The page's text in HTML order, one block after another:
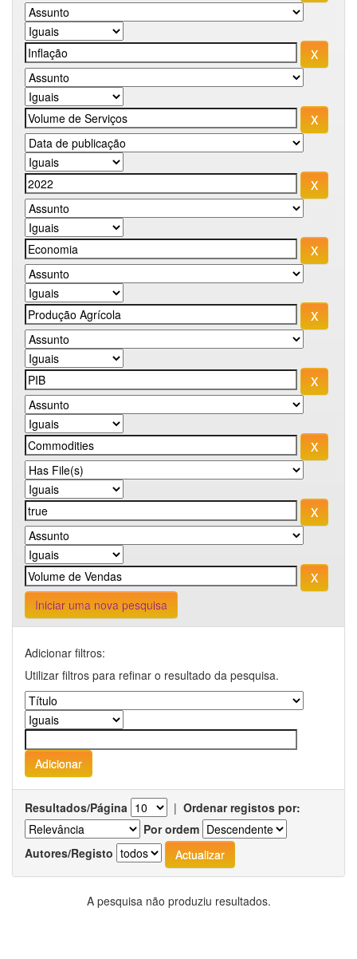
Iniciar uma nova pesquisa
Adicionar filtros:
Utilizar filtros para refinar o resultado da pesquisa.
Resultados/Página | Ordenar registos por:
Por ordem
Autores/Registo
A pesquisa não produziu resultados.